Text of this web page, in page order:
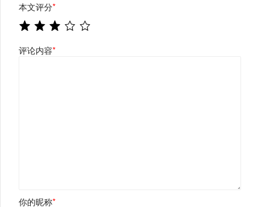
本文评分*
评论内容*
你的昵称*